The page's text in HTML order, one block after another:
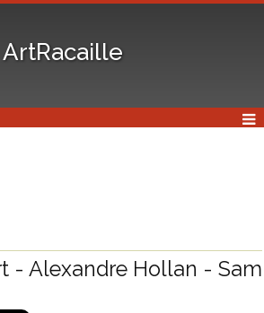
ArtRacaille
- Alexandre Hollan - Sam